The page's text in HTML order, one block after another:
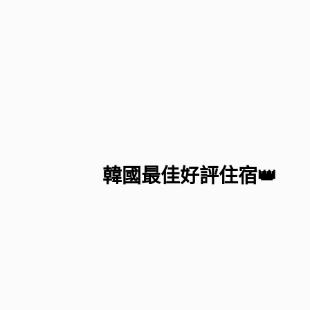
韓國最佳好評住宿👑